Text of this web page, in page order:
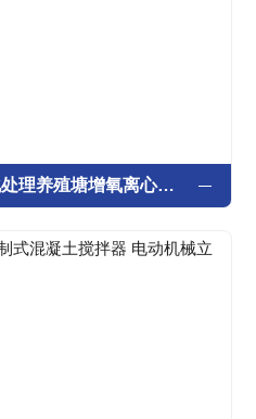
污水生化处理养殖塘增氧离心式曝气机